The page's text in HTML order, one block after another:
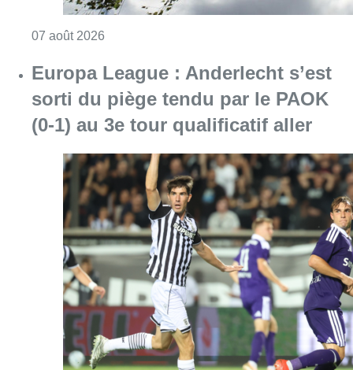
07 août 2026
Europa League : Anderlecht s’est
sorti du piège tendu par le PAOK
(0-1) au 3e tour qualificatif aller